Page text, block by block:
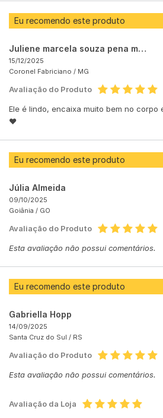
Eu recomendo este produto
Juliene marcela souza pena matias
15/12/2025
Coronel Fabriciano / MG
Avaliação do Produto
Ele é lindo, encaixa muito bem no corpo
❤️
Eu recomendo este produto
Júlia Almeida
09/10/2025
Goiânia / GO
Avaliação do Produto
Esta avaliação não possui comentários.
Eu recomendo este produto
Gabriella Hopp
14/09/2025
Santa Cruz do Sul / RS
Avaliação do Produto
Esta avaliação não possui comentários.
Avaliação da Loja